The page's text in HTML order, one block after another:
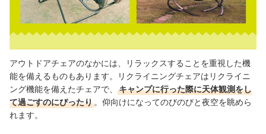
アウトドアチェアのなかには、リラックスすることを重視した機
能を備えるものもあります。リクライニングチェアはリクライニ
ング機能を備えたチェアで、
キャンプに行った際に天体観測をし
て過ごすのにぴったり 。仰向けになってのびのびと夜空を眺めら
れます。